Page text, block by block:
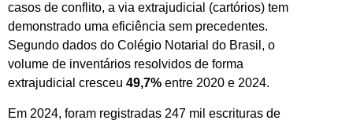
casos de conflito, a via extrajudicial (cartórios) tem
demonstrado uma eficiência sem precedentes.
Segundo dados do Colégio Notarial do Brasil, o
volume de inventários resolvidos de forma
extrajudicial cresceu 49,7% entre 2020 e 2024.
Em 2024, foram registradas 247 mil escrituras de